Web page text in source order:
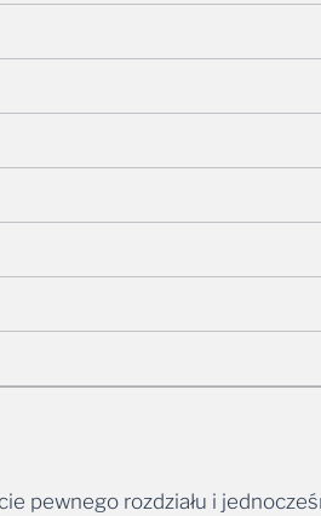
pewnego rozdziału i